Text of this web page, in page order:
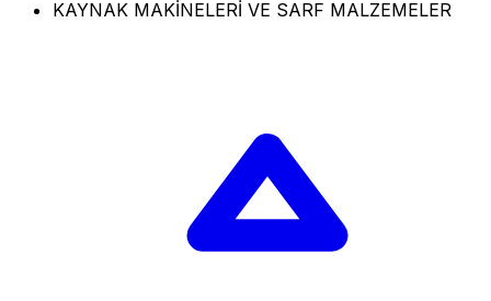
KAYNAK MAKİNELERİ VE SARF MALZEMELER